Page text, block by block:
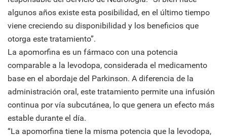
algunos años existe esta posibilidad, en el último tiempo
viene creciendo su disponibilidad y los beneficios que
otorga este tratamiento”.
La apomorfina es un fármaco con una potencia
comparable a la levodopa, considerada el medicamento
base en el abordaje del Parkinson. A diferencia de la
administración oral, este tratamiento permite una infusión
continua por vía subcutánea, lo que genera un efecto más
estable durante el día.
“La apomorfina tiene la misma potencia que la levodopa,